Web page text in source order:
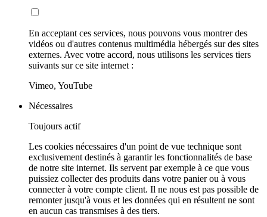
En acceptant ces services, nous pouvons vous montrer des
vidéos ou d'autres contenus multimédia hébergés sur des sites
externes. Avec votre accord, nous utilisons les services tiers
suivants sur ce site internet :
Vimeo, YouTube
Nécessaires
Toujours actif
Les cookies nécessaires d'un point de vue technique sont
exclusivement destinés à garantir les fonctionnalités de base
de notre site internet. Ils servent par exemple à ce que vous
puissiez collecter des produits dans votre panier ou à vous
connecter à votre compte client. Il ne nous est pas possible de
remonter jusqu'à vous et les données qui en résultent ne sont
en aucun cas transmises à des tiers.